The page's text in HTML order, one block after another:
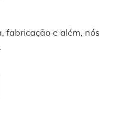
fabricação e além, nós